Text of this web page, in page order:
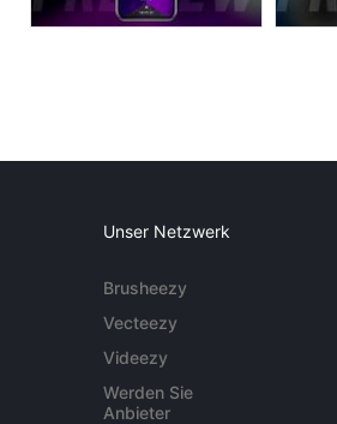
Unser Netzwerk
Brusheezy
Vecteezy
Videezy
Werden Sie
Anbieter